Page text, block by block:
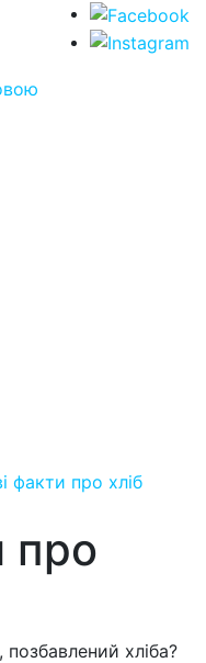
факти про хліб
про
хліба?